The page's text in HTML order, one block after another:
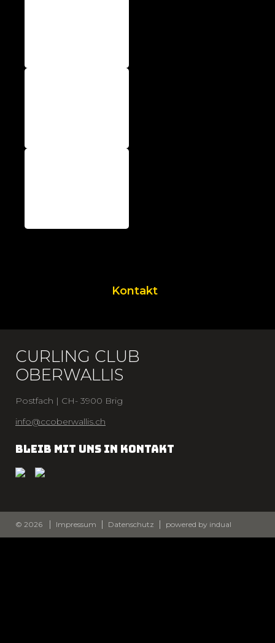
Kontakt
CURLING CLUB
OBERWALLIS
Postfach | CH- 3900 Brig
info@ccoberwallis.ch
BLEIB MIT UNS IN KONTAKT
© 2026 Impressum Datenschutz powered by indual